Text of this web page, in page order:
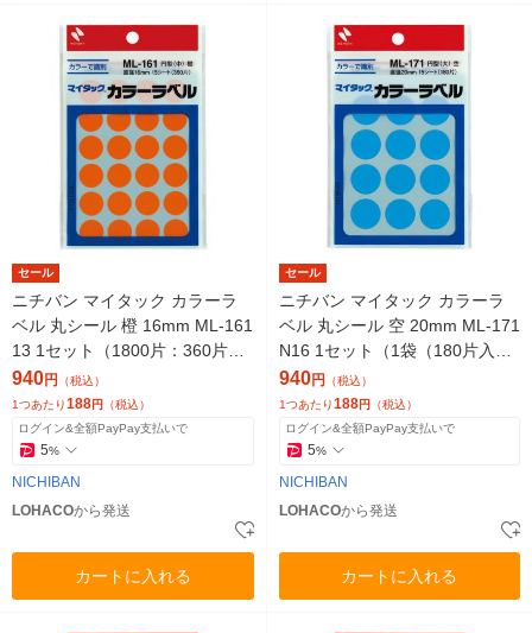
セール
ニチバン マイタック カラーラ
ベル 丸シール 橙 16mm ML-161
13 1セット（1800片：360片入
×5袋）
940円
（税込）
1つあたり188円 （税込）
ログイン&全額PayPay支払いで
5%
NICHIBAN
LOHACOから発送
カートに入れる
セール
ニチバン マイタック カラーラ
ベル 丸シール 空 20mm ML-171
N16 1セット（1袋（180片入）
×5）
940円
（税込）
1つあたり188円 （税込）
ログイン&全額PayPay支払いで
5%
NICHIBAN
LOHACOから発送
カートに入れる